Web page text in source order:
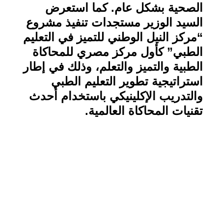
الصحية بشكل عام. كما استعرض
السيد الوزير مستجدات تنفيذ مشروع
“مركز النيل الوطني للتميز في التعليم
الطبي” كأول مركز مصري للمحاكاة
الطبية والتميز والتعلم، وذلك في إطار
استراتيجية تطوير التعليم الطبي
والتدريب الإكلينيكي باستخدام أحدث
تقنيات المحاكاة العالمية.